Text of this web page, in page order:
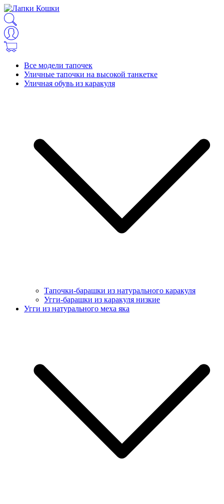
Все модели тапочек
Уличные тапочки на высокой танкетке
Уличная обувь из каракуля
Тапочки-барашки из натурального каракуля
Угги-барашки из каракуля низкие
Угги из натурального меха яка